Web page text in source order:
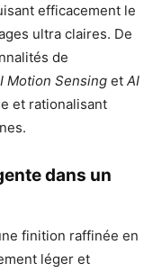
efficacement le
ultra claires. De
de
Motion Sensing et AI
et rationalisant
dans un
finition raffinée en
léger et